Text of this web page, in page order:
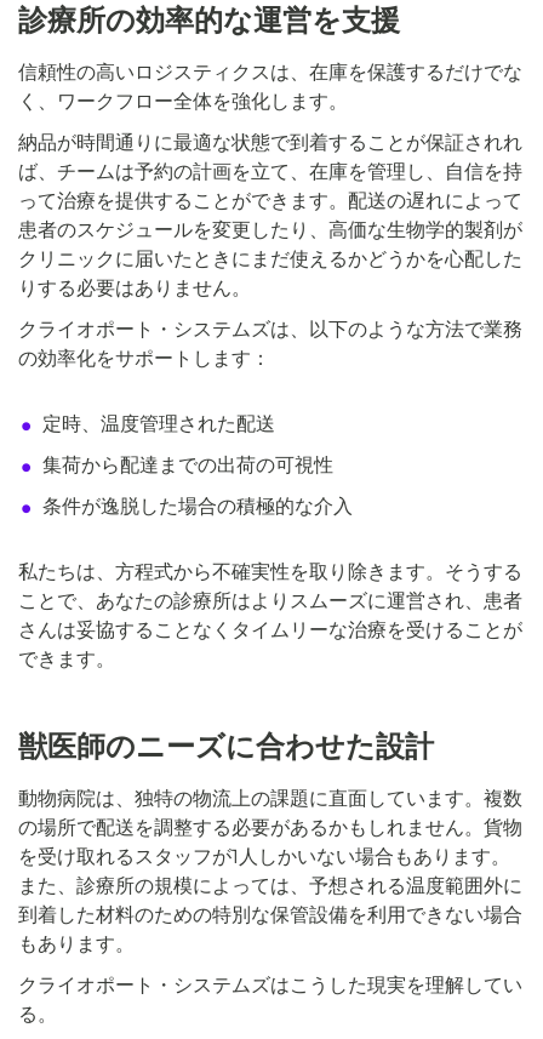
診療所の効率的な運営を支援
信頼性の高いロジスティクスは、在庫を保護するだけでな
く、ワークフロー全体を強化します。
納品が時間通りに最適な状態で到着することが保証されれ
ば、チームは予約の計画を立て、在庫を管理し、自信を持
って治療を提供することができます。配送の遅れによって
患者のスケジュールを変更したり、高価な生物学的製剤が
クリニックに届いたときにまだ使えるかどうかを心配した
りする必要はありません。
クライオポート・システムズは、以下のような方法で業務
の効率化をサポートします：
定時、温度管理された配送
集荷から配達までの出荷の可視性
条件が逸脱した場合の積極的な介入
私たちは、方程式から不確実性を取り除きます。そうする
ことで、あなたの診療所はよりスムーズに運営され、患者
さんは妥協することなくタイムリーな治療を受けることが
できます。
獣医師のニーズに合わせた設計
動物病院は、独特の物流上の課題に直面しています。複数
の場所で配送を調整する必要があるかもしれません。貨物
を受け取れるスタッフが1人しかいない場合もあります。
また、診療所の規模によっては、予想される温度範囲外に
到着した材料のための特別な保管設備を利用できない場合
もあります。
クライオポート・システムズはこうした現実を理解してい
る。